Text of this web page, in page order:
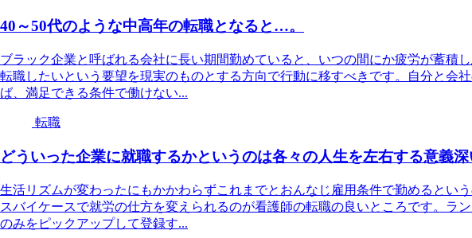
40～50代のような中高年の転職となると…。
ブラック企業と呼ばれる会社に長い期間勤めていると、いつの間にか疲労が蓄積
転職したいという要望を現実のものとする方向で行動に移すべきです。自分と会
ば、満足できる条件で働けない...
転職
どういった企業に就職するかというのは各々の人生を左右する意義
生活リズムが変わったにもかかわらずこれまでとおんなじ雇用条件で勤めるとい
スバイケースで就労の仕方を変えられるのが看護師の転職の良いところです。ラ
のみをピックアップして登録す...